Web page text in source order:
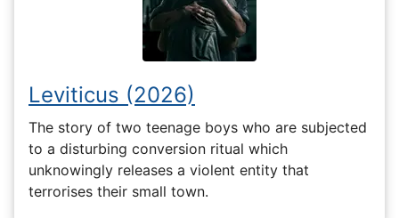
Leviticus (2026)
The story of two teenage boys who are subjected
to a disturbing conversion ritual which
unknowingly releases a violent entity that
terrorises their small town.